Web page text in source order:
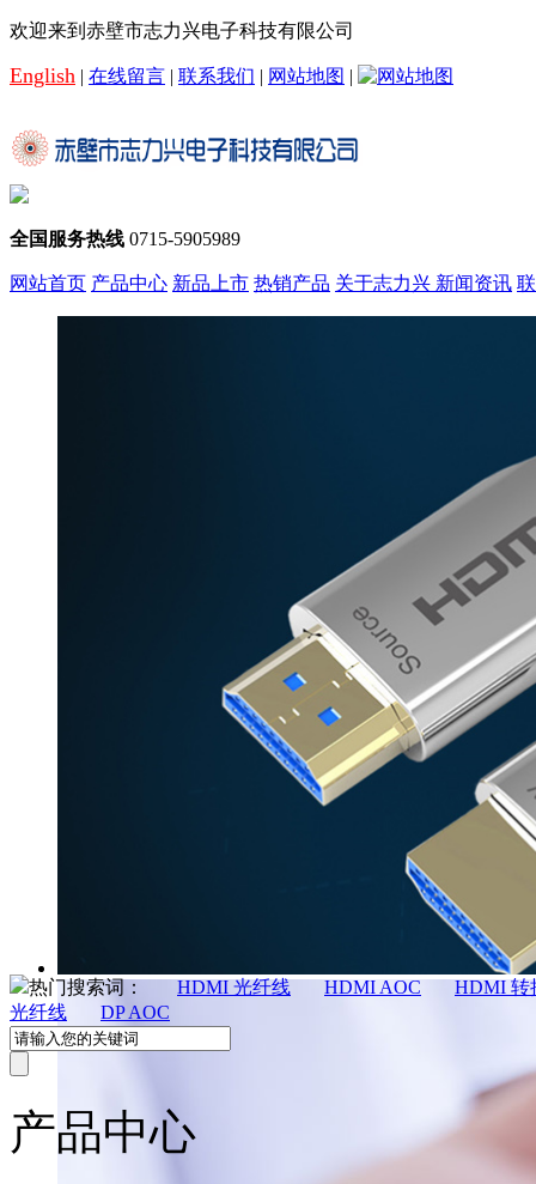
欢迎来到赤壁市志力兴电子科技有限公司
English | 在线留言 | 联系我们 | 网站地图 |
全国服务热线 0715-5905989
网站首页 产品中心 新品上市 热销产品 关于志力兴 新闻资讯
热门搜索词： HDMI 光纤线 HDMI AOC
HDMI 转
光纤线
DP AOC
产品中心